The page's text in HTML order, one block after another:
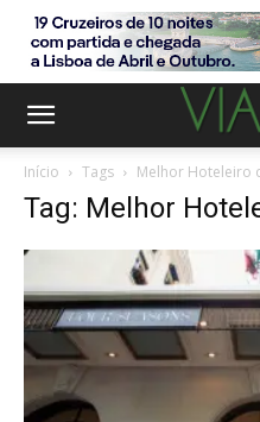
Início Tags Melhor Hoteleiro
Tag: Melhor